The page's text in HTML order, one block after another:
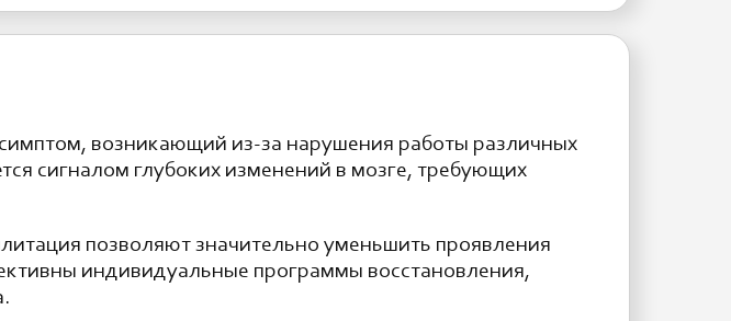
возникающий из-за нарушения работы различных
сигналом глубоких изменений в мозге, требующих
позволяют значительно уменьшить проявления
индивидуальные программы восстановления,